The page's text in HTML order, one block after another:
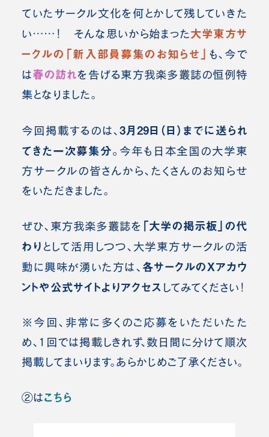
ていたサークル文化を何とかして残していきた
い……！ そんな思いから始まった 大学東方サ
ークルの「新入部員募集のお知らせ」 も、今で
は春の訪れを告げる東方我楽多叢誌の恒例特
集となりました。
今回掲載するのは、3月29日（日）までに送られ
てきた一次募集分。 今年も日本全国の大学東
方サークルの皆さんから、たくさんのお知らせ
をいただきました。
ぜひ、東方我楽多叢誌を 「大学の掲示板」の代
わり として活用しつつ、大学東方サークルの活
動に興味が湧いた方は、 各サークルのXアカウ
ントや公式サイトよりアクセス してみてください！
※今回、非常に多くのご応募をいただいたた
め、1回では掲載しきれず、数日間に分けて順次
掲載してまいります。あらかじめご了承ください。
②はこちら